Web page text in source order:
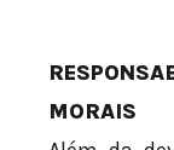
MORAIS